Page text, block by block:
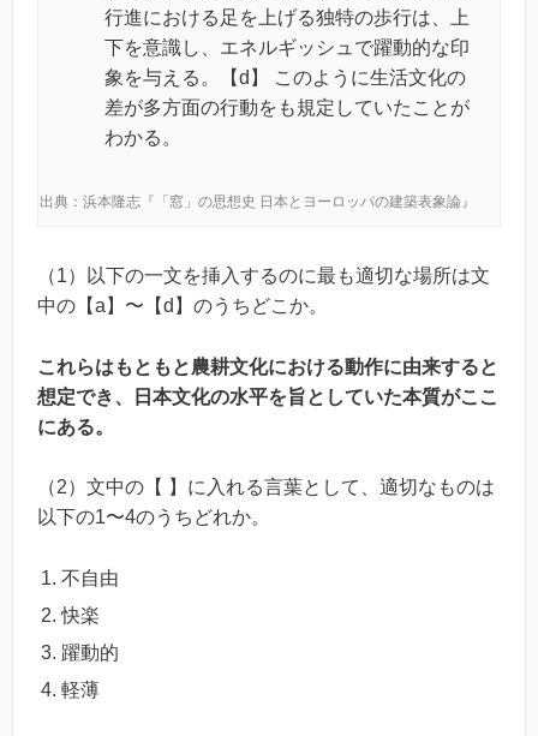
行進における足を上げる独特の歩行は、上
下を意識し、エネルギッシュで躍動的な印
象を与える。【d】 このように生活文化の
差が多方面の行動をも規定していたことが
わかる。
出典：浜本隆志『「窓」の思想史 日本とヨーロッパの建築表象論』
（1）以下の一文を挿入するのに最も適切な場所は文
中の【a】〜【d】のうちどこか。
これらはもともと農耕文化における動作に由来すると
想定でき、日本文化の水平を旨としていた本質がここ
にある。
（2）文中の【 】に入れる言葉として、適切なものは
以下の1〜4のうちどれか。
不自由
快楽
躍動的
軽薄